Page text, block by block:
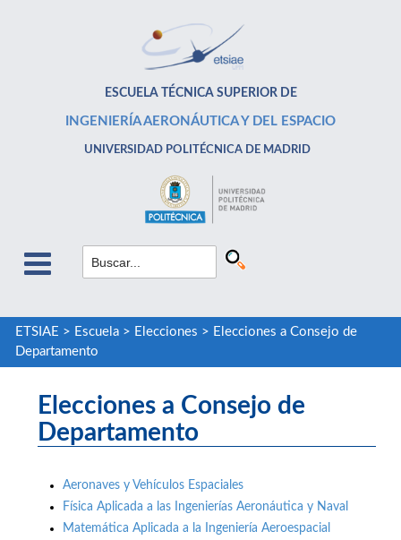
ESCUELA TÉCNICA SUPERIOR DE
INGENIERÍA AERONÁUTICA Y DEL ESPACIO
UNIVERSIDAD POLITÉCNICA DE MADRID
ETSIAE > Escuela> Elecciones > Elecciones a Consejo de
Departamento
Elecciones a Consejo de
Departamento
Aeronaves y Vehículos Espaciales
Física Aplicada a las Ingenierías Aeronáutica y Naval
Matemática Aplicada a la Ingeniería Aeroespacial